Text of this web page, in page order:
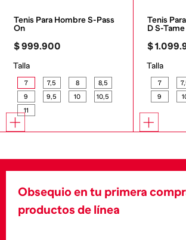
Tenis Para Hombre S-Pass
On
$999.900
Talla
7 7,5 8
8,5
9
9,5 10
10,5
11
Tenis
D S-
$1.099.
Talla
7
9
Obsequio en tu primera
productos de línea